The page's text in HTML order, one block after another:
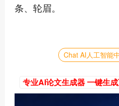
条、轮眉。
Chat AI人工智能
专业AI论文生成器 一键生